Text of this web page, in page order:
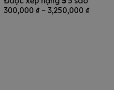
300,000 ₫ – 3,250,000 ₫Khoảng